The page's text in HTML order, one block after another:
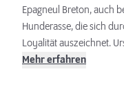
Epagneul Breton, auch
Hunderasse, die sich
Loyalität auszeichnet.
sich der Epagneul
Mehr erfahren